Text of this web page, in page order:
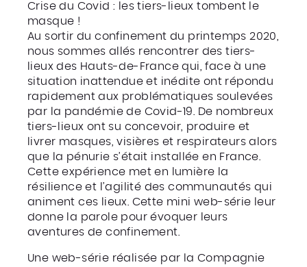
Crise du Covid : les tiers-lieux tombent le
masque !
Au sortir du confinement du printemps 2020,
nous sommes allés rencontrer des tiers-
lieux des Hauts-de-France qui, face à une
situation inattendue et inédite ont répondu
rapidement aux problématiques soulevées
par la pandémie de Covid-19. De nombreux
tiers-lieux ont su concevoir, produire et
livrer masques, visières et respirateurs alors
que la pénurie s’était installée en France.
Cette expérience met en lumière la
résilience et l’agilité des communautés qui
animent ces lieux. Cette mini web-série leur
donne la parole pour évoquer leurs
aventures de confinement.
Une web-série réalisée par la Compagnie